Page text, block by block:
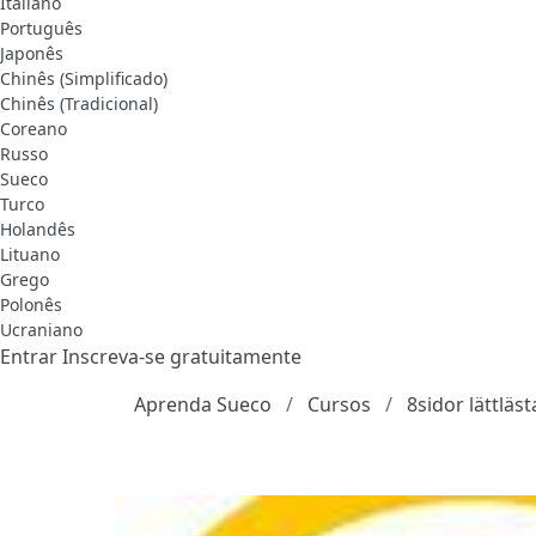
Português
Japonês
Chinês (Simplificado)
Chinês (Tradicional)
Coreano
Russo
Sueco
Turco
Holandês
Lituano
Grego
Polonês
Ucraniano
EntrarInscreva-se gratuitamente
Aprenda Sueco
Cursos 8sidor